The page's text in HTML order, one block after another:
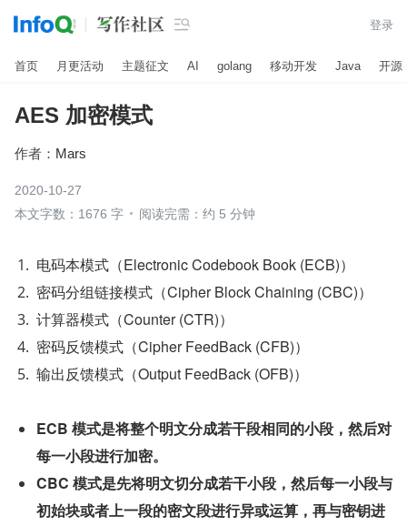
 登录
首页 月更活动 主题征文 AI golang 移动开发 Java 开源
AES 加密模式
作者： Mars
2020-10-27
本文字数：1676 字
阅读完需：约 5 分钟
电码本模式（Electronic Codebook Book (ECB)）
密码分组链接模式（Cipher Block Chaining (CBC)）
计算器模式（Counter (CTR)）
密码反馈模式（Cipher FeedBack (CFB)）
输出反馈模式（Output FeedBack (OFB)）
ECB 模式是将整个明文分成若干段相同的小段，然后对
每一小段进行加密。
CBC 模式是先将明文切分成若干小段，然后每一小段与
初始块或者上一段的密文段进行异或运算，再与密钥进